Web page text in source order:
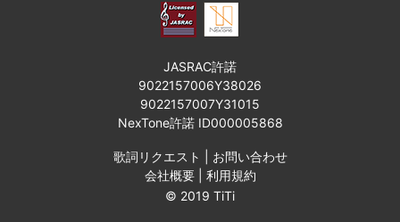
JASRAC許諾
9022157006Y38026
9022157007Y31015
NexTone許諾 ID000005868
歌詞リクエスト
お問い合わせ
会社概要| 利用規約
© 2019 TiTi